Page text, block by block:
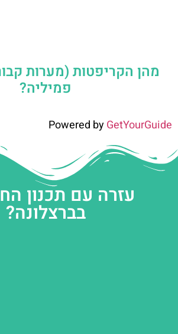
מהן הקריפטות (מערות
פמיליה?
Powered byGetYourGuide
עזרה עם תכנון
בברצלונה?